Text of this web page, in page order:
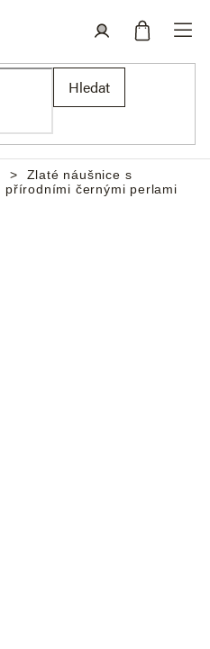
Hledat
Zlaté náušnice s
přírodními černými perlami